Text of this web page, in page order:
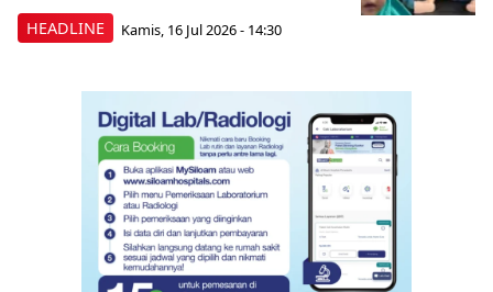
HEADLINE Kamis, 16 Jul 2026 - 14:30